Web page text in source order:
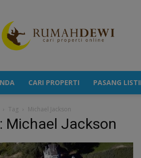
Berita
Properti
Terkini
CARI PROPERTI PASANG
Tag Michael Jackson
Michael Jackson